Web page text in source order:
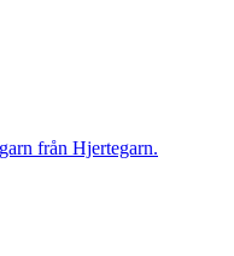
från Hjertegarn.